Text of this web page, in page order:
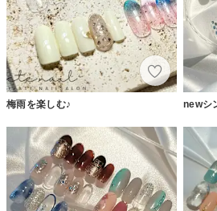
梅雨を楽しむ♪ newシ